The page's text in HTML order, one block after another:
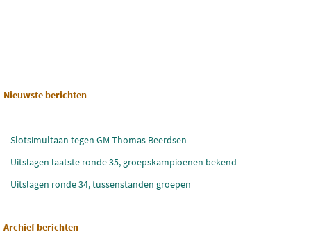
Nieuwste berichten
Slotsimultaan tegen GM Thomas Beerdsen
Uitslagen laatste ronde 35, groepskampioenen bekend
Uitslagen ronde 34, tussenstanden groepen
Archief berichten